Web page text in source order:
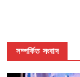
সম্পর্কিত সংবাদ